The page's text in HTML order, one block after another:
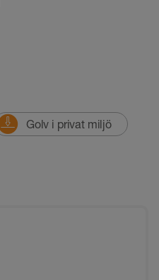
Golv i privat miljö